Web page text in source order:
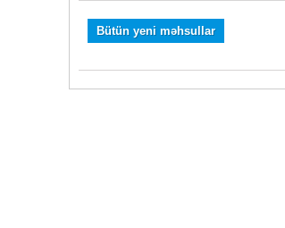
Bütün yeni məhsullar